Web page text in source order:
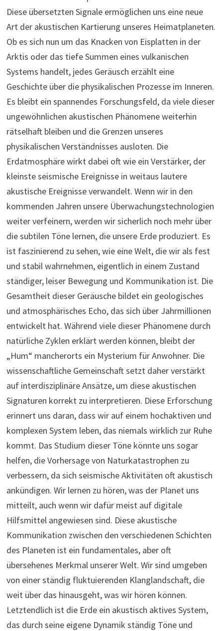
Diese übersetzten Signale ermöglichen uns eine neue
Art der akustischen Kartierung unseres Heimatplaneten.
Ob es sich nun um das Knacken von Eisplatten in der
Arktis oder das tiefe Summen eines vulkanischen
Systems handelt, jedes Geräusch erzählt eine
Geschichte über die physikalischen Prozesse im Inneren.
Es bleibt ein spannendes Forschungsfeld, da viele dieser
ungewöhnlichen akustischen Phänomene weiterhin
rätselhaft bleiben und die Grenzen unseres
physikalischen Verständnisses ausloten. Die
Erdatmosphäre wirkt dabei oft wie ein Verstärker, der
kleinste seismische Ereignisse in weitaus lautere
akustische Ereignisse verwandelt. Wenn wir in den
kommenden Jahren unsere Überwachungstechnologien
weiter verfeinern, werden wir sicherlich noch mehr über
die subtilen Töne lernen, die unsere Erde produziert. Es
ist faszinierend zu sehen, wie eine Welt, die wir als fest
und stabil wahrnehmen, eigentlich in einem Zustand
ständiger, leiser Bewegung und Kommunikation ist. Die
Gesamtheit dieser Geräusche bildet ein geologisches
und atmosphärisches Echo, das sich über Jahrmillionen
entwickelt hat. Während viele dieser Phänomene durch
natürliche Zyklen erklärt werden können, bleibt der
„Hum“ mancherorts ein Mysterium für Anwohner. Die
wissenschaftliche Gemeinschaft setzt daher verstärkt
auf interdisziplinäre Ansätze, um diese akustischen
Signaturen korrekt zu interpretieren. Diese Erforschung
erinnert uns daran, dass wir auf einem hochaktiven und
komplexen System leben, das niemals wirklich zur Ruhe
kommt. Das Studium dieser Töne könnte uns sogar
helfen, die Vorhersage von Naturkatastrophen zu
verbessern, da sich seismische Aktivitäten oft akustisch
ankündigen. Wir lernen zu hören, was der Planet uns
mitteilt, auch wenn wir dafür meist auf digitale
Hilfsmittel angewiesen sind. Diese akustische
Kommunikation zwischen den verschiedenen Schichten
des Planeten ist ein fundamentales, aber oft
übersehenes Merkmal unserer Welt. Wir sind umgeben
von einer ständig fluktuierenden Klanglandschaft, die
weit über das hinausgeht, was wir hören können.
Letztendlich ist die Erde ein akustisch aktives System,
das durch seine eigene Dynamik ständig Töne und